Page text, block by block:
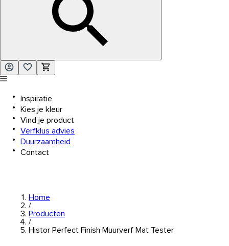
Inspiratie
Kies je kleur
Vind je product
Verfklus advies
Duurzaamheid
Contact
Home
/
Producten
/
Histor Perfect Finish Muurverf Mat Tester